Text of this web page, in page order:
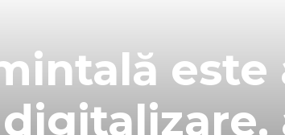
este